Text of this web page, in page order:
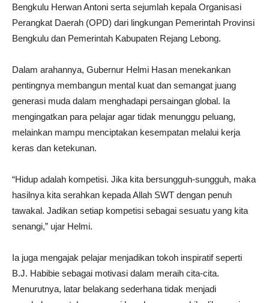
Bengkulu Herwan Antoni serta sejumlah kepala Organisasi
Perangkat Daerah (OPD) dari lingkungan Pemerintah Provinsi
Bengkulu dan Pemerintah Kabupaten Rejang Lebong.
Dalam arahannya, Gubernur Helmi Hasan menekankan
pentingnya membangun mental kuat dan semangat juang
generasi muda dalam menghadapi persaingan global. Ia
mengingatkan para pelajar agar tidak menunggu peluang,
melainkan mampu menciptakan kesempatan melalui kerja
keras dan ketekunan.
“Hidup adalah kompetisi. Jika kita bersungguh-sungguh, maka
hasilnya kita serahkan kepada Allah SWT dengan penuh
tawakal. Jadikan setiap kompetisi sebagai sesuatu yang kita
senangi,” ujar Helmi.
Ia juga mengajak pelajar menjadikan tokoh inspiratif seperti
B.J. Habibie sebagai motivasi dalam meraih cita-cita.
Menurutnya, latar belakang sederhana tidak menjadi